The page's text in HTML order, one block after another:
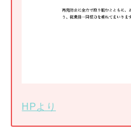
HPより